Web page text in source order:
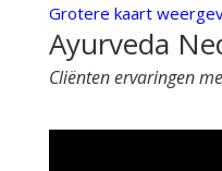
Grotere kaart
Ayurveda
Cliënten ervaringen